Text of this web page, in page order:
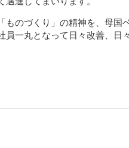
ものづくり」の精神を、母
員一丸となって日々改善、日